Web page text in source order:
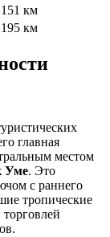
151 км
195 км
главная
местом
Уме. Это
с раннего
тропические